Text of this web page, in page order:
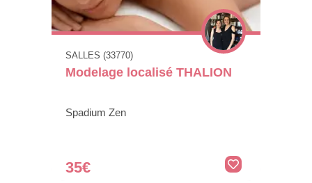
SALLES (33770)
Modelage localisé THALION
Spadium Zen
35€